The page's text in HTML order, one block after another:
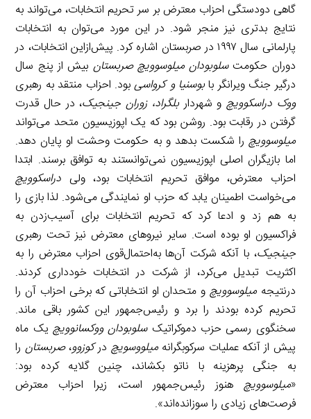
گاهی دودستگی احزاب معترض بر سر تحریم انتخابات، می‌تواند به
نتایج بدتری نیز منجر شود. در این مورد می‌توان به انتخابات
پارلمانی سال ۱۹۹۷ در صربستان اشاره کرد. پیش‌ازاین انتخابات، در
دوران حکومتسلوبودان میلوسوویچ صربستان بیش از پنج سال
درگیر جنگ ویرانگر بابوسنیا و کرواسیبود. احزاب منتقد به رهبری
ووک دراسکوویچ و شهرداربلگراد، زوران جینجیک، در حال قدرت
گرفتن در رقابت بود. روشن بود که یک اپوزیسیون متحد می‌تواند
میلوسوویچ را شکست بدهد و به حکومت وحشت او پایان دهد.
اما بازیگران اصلی اپوزیسیون نمی‌توانستند به توافق برسند. ابتدا
احزاب معترض، موافق تحریم انتخابات بود، ولی دراسکوویچ
می‌خواست اطمینان یابد که حزب او نمایندگی می‌شود. لذا بازی را
به هم زد و ادعا کرد که تحریم انتخابات برای آسیب‌زدن به
فراکسیون او بوده است. سایر نیروهای معترض نیز تحت رهبری
جینجیک، با آنکه شرکت آن‌ها به‌احتمال‌قوی احزاب معترض را به
اکثریت تبدیل می‌کرد، از شرکت در انتخابات خودداری کردند.
درنتیجهمیلوسوویچ و متحدان او انتخاباتی که برخی احزاب آن را
تحریم کرده بودند را برد و رئیس‌جمهور این کشور باقی ماند.
سخنگوی رسمی حزب دموکراتیکسلوبودان ووکسانوویچیک ماه
پیش از آنکه عملیات سرکوبگرانهمیلووسویچ درکوزوو،صربستان را
به جنگی پرهزینه با ناتو بکشاند، چنین گلایه کرده بود:
«میلوسوویچ هنوز رئیس‌جمهور است، زیرا احزاب معترض
فرصت‌های زیادی را سوزانده‌اند».